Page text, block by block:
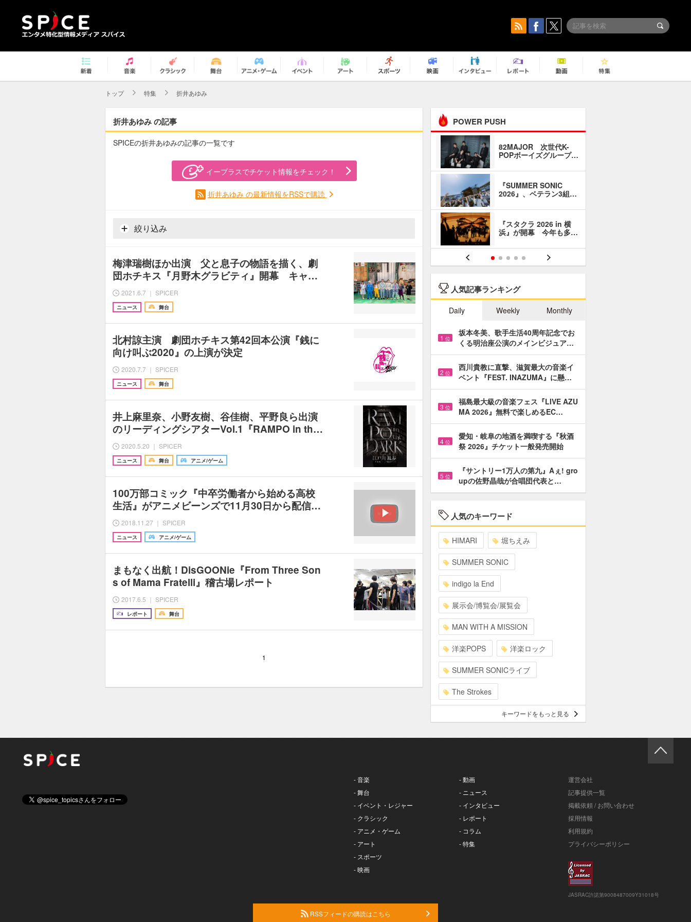
トップ 特集 折井あゆみ
折井あゆみ の記事
SPICEの折井あゆみの記事の一覧です
イープラスでチケット情報をチェック！
折井あゆみ の最新情報をRSSで購読
絞り込み
梅津瑞樹ほか出演 父と息子の物語を描く、劇
団ホチキス『月野木グラビティ』開幕 キャ…
2021.6.7 ｜ SPICER
ニュース 舞台
北村諒主演 劇団ホチキス第42回本公演『銭に
向け叫ぶ2020』の上演が決定
2020.7.7 ｜ SPICER
ニュース 舞台
井上麻里奈、小野友樹、谷佳樹、平野良ら出演
のリーディングシアターVol.1『RAMPO in th…
2020.5.20 ｜ SPICER
ニュース 舞台 アニメ/ゲーム
100万部コミック『中卒労働者から始める高校
生活』がアニメビーンズで11月30日から配信…
2018.11.27 ｜ SPICER
ニュース アニメ/ゲーム
まもなく出航！DisGOONie『From Three Son
s of Mama Fratelli』稽古場レポート
2017.6.5 ｜ SPICER
レポート 舞台
1
POWER PUSH
82MAJOR 次世代K-
POPボーイズグループ…
『SUMMER SONIC
2026』、ベテラン3組…
『スタクラ 2026 in 横
浜』が開幕 今年も多…
人気記事ランキング
Daily Weekly Monthly
1 位
坂本冬美、歌手生活40周年記念でお
くる明治座公演のメインビジュア…
2 位
西川貴教に直撃、滋賀最大の音楽イ
ベント『FEST. INAZUMA』に懸…
3 位
福島最大級の音楽フェス『LIVE AZU
MA 2026』無料で楽しめるEC…
4 位
愛知・岐阜の地酒を満喫する『秋酒
祭 2026』チケット一般発売開始
5 位
『サントリー1万人の第九』Aぇ! gro
upの佐野晶哉が合唱団代表と…
人気のキーワード
HIMARI 堀ちえみ
SUMMER SONIC
indigo la End
展示会/博覧会/展覧会
MAN WITH A MISSION
洋楽POPS 洋楽ロック
SUMMER SONICライブ
The Strokes
キーワードをもっと見る
- 音楽
- 舞台
- イベント・レジャー
- クラシック
- アニメ・ゲーム
- アート
- スポーツ
- 映画
- 動画
- ニュース
- インタビュー
- レポート
- コラム
- 特集
運営会社
記事提供一覧
掲載依頼 / お問い合わせ
採用情報
利用規約
プライバシーポリシー
JASRAC許諾第9008487009Y31018号
RSSフィードの購読はこちら